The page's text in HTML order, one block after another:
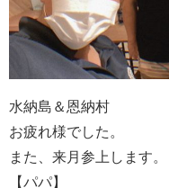
水納島＆恩納村
お疲れ様でした。
また、来月参上します。
【パパ】